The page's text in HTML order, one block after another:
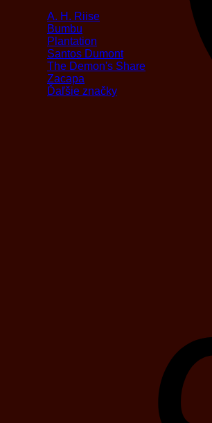
A. H. Riise
Bumbu
Plantation
Santos Dumont
The Demon's Share
Zacapa
Ďaľšie značky